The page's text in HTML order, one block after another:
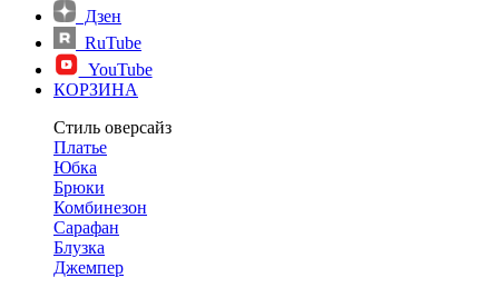
Дзен
RuTube
YouTube
КОРЗИНА
Стиль оверсайз
Платье
Юбка
Брюки
Комбинезон
Сарафан
Блузка
Джемпер